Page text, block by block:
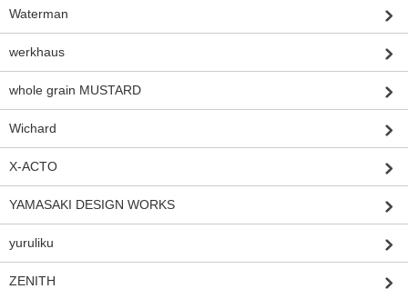
Waterman
werkhaus
whole grain MUSTARD
Wichard
X-ACTO
YAMASAKI DESIGN WORKS
yuruliku
ZENITH